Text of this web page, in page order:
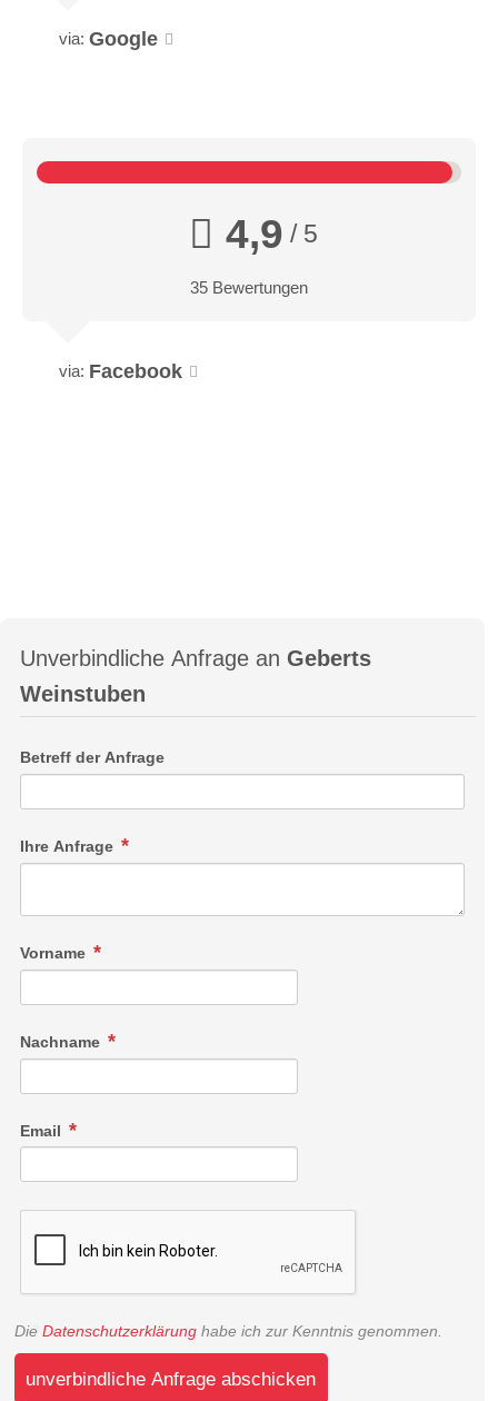
via: Google
4,9 / 5
35 Bewertungen
via: Facebook
Unverbindliche Anfrage an Geberts
Weinstuben
Betreff der Anfrage
Ihre Anfrage
Vorname
Nachname
Email
Die Datenschutzerklärung habe ich zur Kenntnis genommen.
unverbindliche Anfrage abschicken